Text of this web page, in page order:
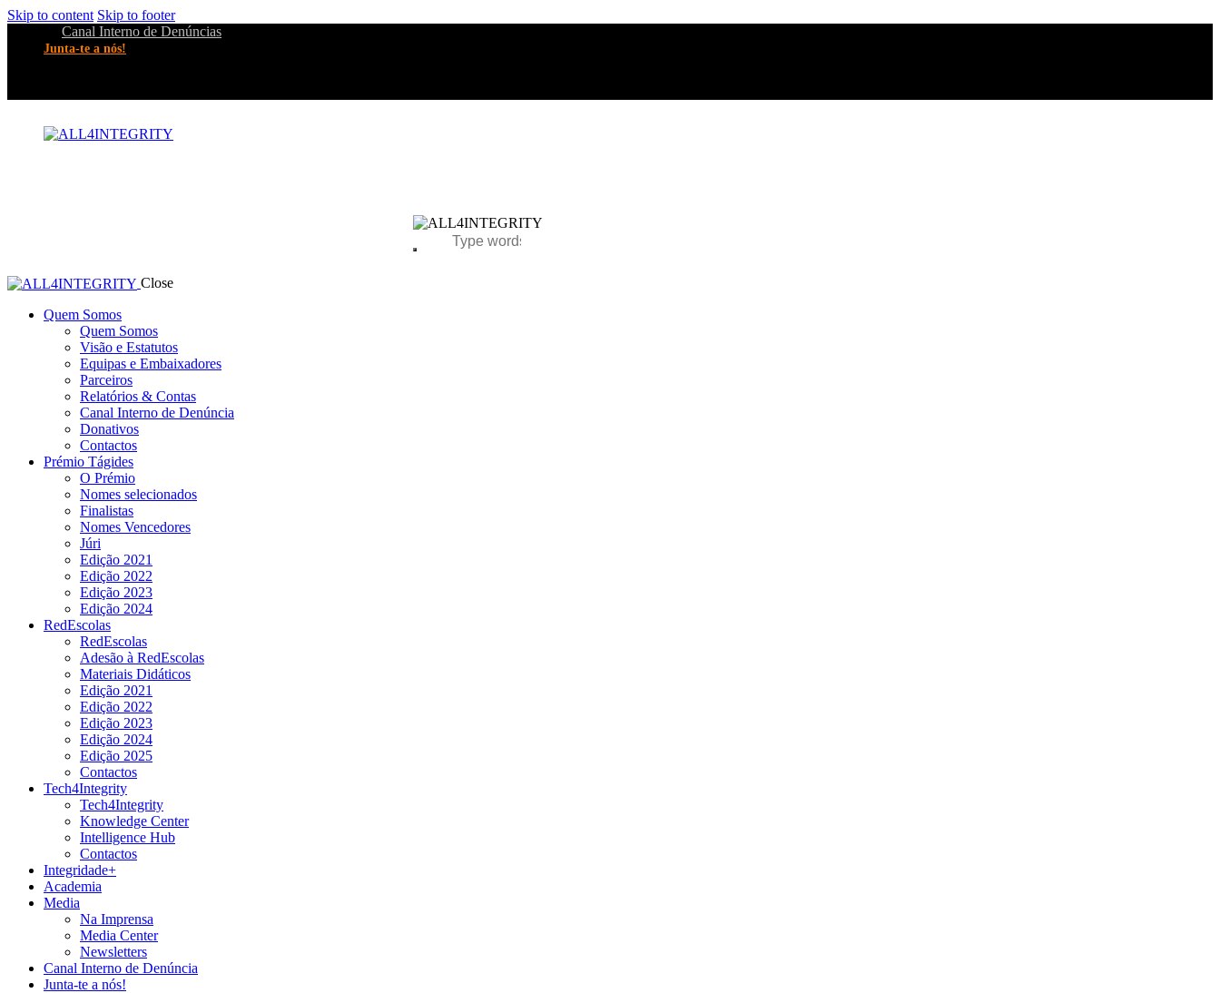
Skip to content Skip to footer
Canal Interno de Denúncias
Junta-te a nós!
Close
Quem Somos
Quem Somos
Visão e Estatutos
Equipas e Embaixadores
Parceiros
Relatórios & Contas
Canal Interno de Denúncia
Donativos
Contactos
Prémio Tágides
O Prémio
Nomes selecionados
Finalistas
Nomes Vencedores
Júri
Edição 2021
Edição 2022
Edição 2023
Edição 2024
RedEscolas
RedEscolas
Adesão à RedEscolas
Materiais Didáticos
Edição 2021
Edição 2022
Edição 2023
Edição 2024
Edição 2025
Contactos
Tech4Integrity
Tech4Integrity
Knowledge Center
Intelligence Hub
Contactos
Integridade+
Academia
Media
Na Imprensa
Media Center
Newsletters
Canal Interno de Denúncia
Junta-te a nós!